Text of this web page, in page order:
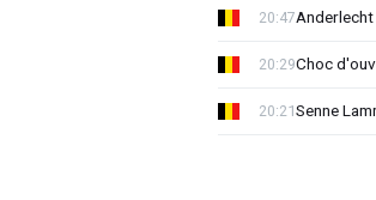
20:47
Choc
20:29
Senne
20:21